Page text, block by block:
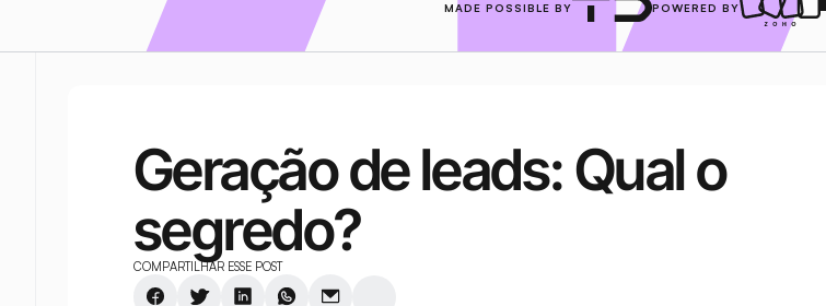
MADE POSSIBLE BY POWERED BY
Geração de leads: Qual o
segredo?
COMPARTILHAR ESSE POST